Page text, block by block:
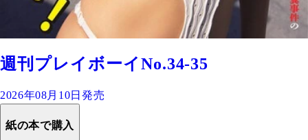
週刊プレイボーイNo.34-35
2026年08月10日発売
紙の本で購入